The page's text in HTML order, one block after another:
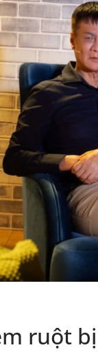
ruột bị